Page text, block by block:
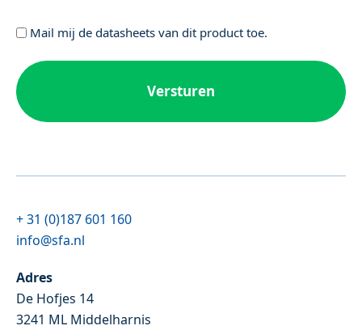
Geen
Mail mij de datasheets van dit product toe.
+ 31 (0)187 601 160
info@sfa.nl
Adres
De Hofjes 14
3241 ML Middelharnis